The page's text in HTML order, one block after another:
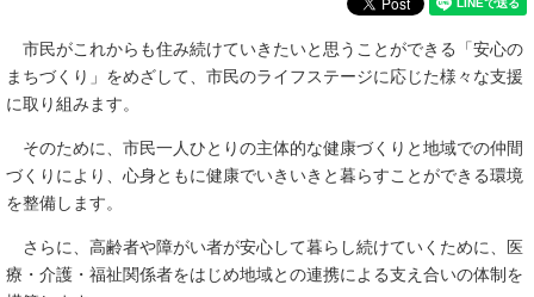
市民がこれからも住み続けていきたいと思うことができる「安心の
まちづくり」をめざして、市民のライフステージに応じた様々な支援
に取り組みます。
そのために、市民一人ひとりの主体的な健康づくりと地域での仲間
づくりにより、心身ともに健康でいきいきと暮らすことができる環境
を整備します。
さらに、高齢者や障がい者が安心して暮らし続けていくために、医
療・介護・福祉関係者をはじめ地域との連携による支え合いの体制を